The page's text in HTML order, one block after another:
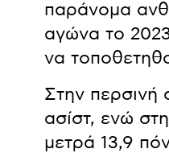
παράνομα
αγώνα το
να
Στην περσινή
ασίστ, ενώ
μετρά 13,9